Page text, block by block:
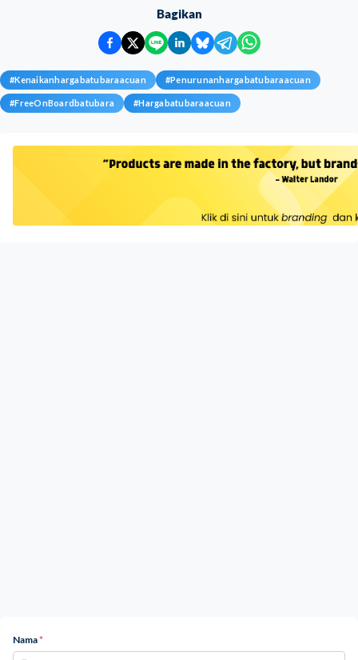
Bagikan
#Kenaikanhargabatubaraacuan #Penurunanhargabatubaraacuan
#FreeOnBoardbatubara #Hargabatubaraacuan
Nama*